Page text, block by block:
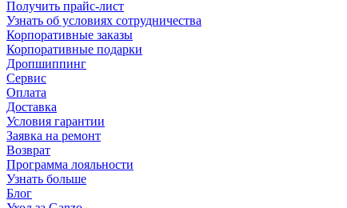
Получить прайс-лист
Узнать об условиях сотрудничества
Корпоративные заказы
Корпоративные подарки
Дропшиппинг
Сервис
Оплата
Доставка
Условия гарантии
Заявка на ремонт
Возврат
Программа лояльности
Узнать больше
Блог